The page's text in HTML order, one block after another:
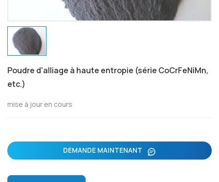
Poudre d'alliage à haute entropie (série CoCrFeNiMn,
etc.)
mise à jour en cours
DEMANDE MAINTENANT